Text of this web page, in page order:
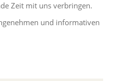
Zeit mit uns verbringen.
und informativen